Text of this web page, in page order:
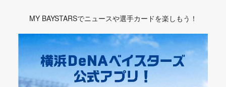
MY BAYSTARSでニュースや選手カードを楽しもう！